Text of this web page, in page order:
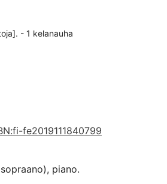
- 1 kelanauha
fe2019111840799
piano.